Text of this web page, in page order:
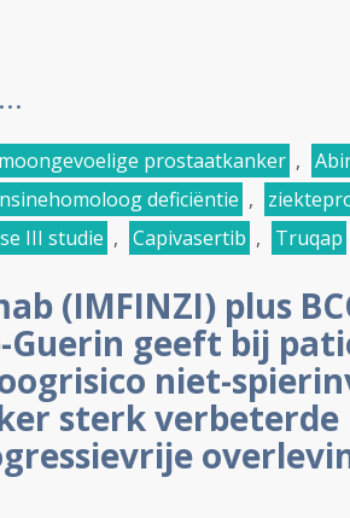
prostaatkanker ,
deficiëntie ,
III studie , Capivasertib , Truqap
(IMFINZI) plus
geeft bij
niet-
sterk verbeterde